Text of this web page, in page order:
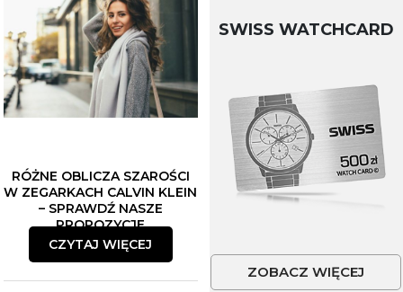
RÓŻNE OBLICZA SZAROŚCI
W ZEGARKACH CALVIN KLEIN
– SPRAWDŹ NASZE
PROPOZYCJE
CZYTAJ WIĘCEJ
SWISS WATCHCARD
ZOBACZ WIĘCEJ